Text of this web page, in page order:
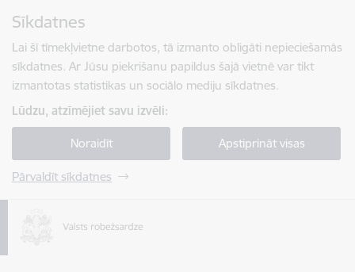
Sīkdatnes
Lai šī tīmekļvietne darbotos, tā izmanto obligāti nepieciešamās
sīkdatnes. Ar Jūsu piekrišanu papildus šajā vietnē var tikt
izmantotas statistikas un sociālo mediju sīkdatnes.
Lūdzu, atzīmējiet savu izvēli:
Noraidīt Apstiprināt visas
Pārvaldīt sīkdatnes